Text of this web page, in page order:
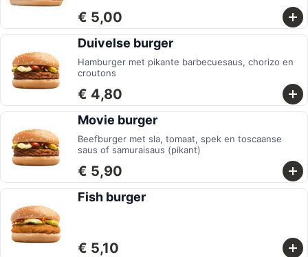
€ 5,00
Duivelse burger
Hamburger met pikante barbecuesaus, chorizo en
croutons
€ 4,80
Movie burger
Beefburger met sla, tomaat, spek en toscaanse
saus of samuraisaus (pikant)
€ 5,90
Fish burger
€ 5,10